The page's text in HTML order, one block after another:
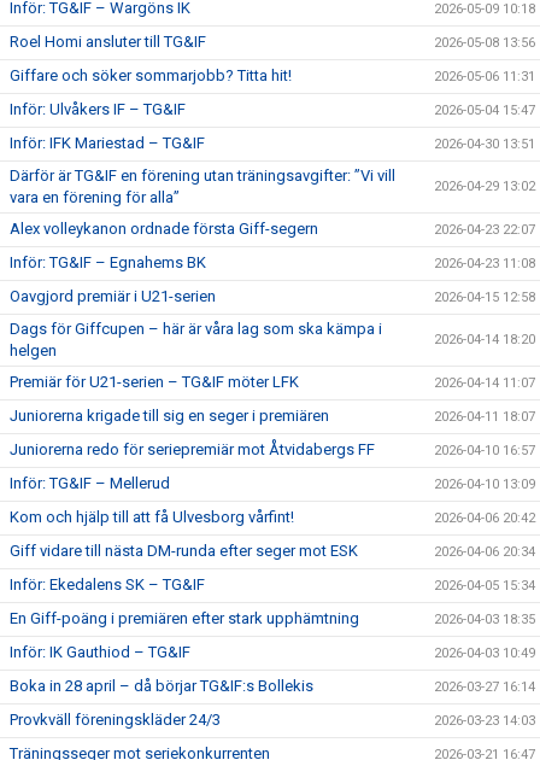
Inför: TG&IF – Wargöns IK 2026-05-09 10:18
Roel Homi ansluter till TG&IF 2026-05-08 13:56
Giffare och söker sommarjobb? Titta hit! 2026-05-06 11:31
Inför: Ulvåkers IF – TG&IF 2026-05-04 15:47
Inför: IFK Mariestad – TG&IF 2026-04-30 13:51
Därför är TG&IF en förening utan träningsavgifter: ”Vi vill
vara en förening för alla”
2026-04-29 13:02
Alex volleykanon ordnade första Giff-segern 2026-04-23 22:07
Inför: TG&IF – Egnahems BK 2026-04-23 11:08
Oavgjord premiär i U21-serien 2026-04-15 12:58
Dags för Giffcupen – här är våra lag som ska kämpa i
helgen
2026-04-14 18:20
Premiär för U21-serien – TG&IF möter LFK 2026-04-14 11:07
Juniorerna krigade till sig en seger i premiären 2026-04-11 18:07
Juniorerna redo för seriepremiär mot Åtvidabergs FF 2026-04-10 16:57
Inför: TG&IF – Mellerud 2026-04-10 13:09
Kom och hjälp till att få Ulvesborg vårfint! 2026-04-06 20:42
Giff vidare till nästa DM-runda efter seger mot ESK 2026-04-06 20:34
Inför: Ekedalens SK – TG&IF 2026-04-05 15:34
En Giff-poäng i premiären efter stark upphämtning 2026-04-03 18:35
Inför: IK Gauthiod – TG&IF 2026-04-03 10:49
Boka in 28 april – då börjar TG&IF:s Bollekis 2026-03-27 16:14
Provkväll föreningskläder 24/3 2026-03-23 14:03
Träningsseger mot seriekonkurrenten 2026-03-21 16:47